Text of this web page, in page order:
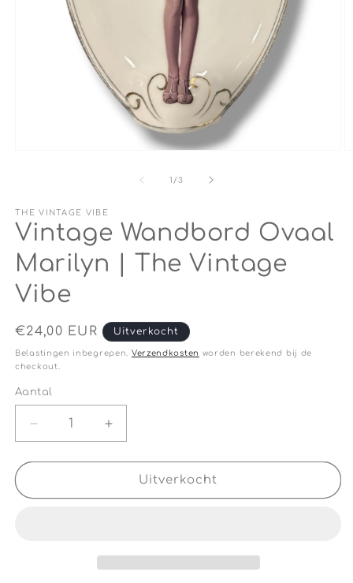
1 /van
3
THE VINTAGE VIBE
Vintage Wandbord Ovaal
Marilyn | The Vintage
Vibe
Normale
prijs
€24,00 EUR Uitverkocht
Belastingen inbegrepen. Verzendkosten worden berekend bij de
checkout.
Aantal
Aantal
Aantal
verlagen
voor
Wandbord
Aantal
verhogen
voor
Vintage
Wandbord
Uitverkocht